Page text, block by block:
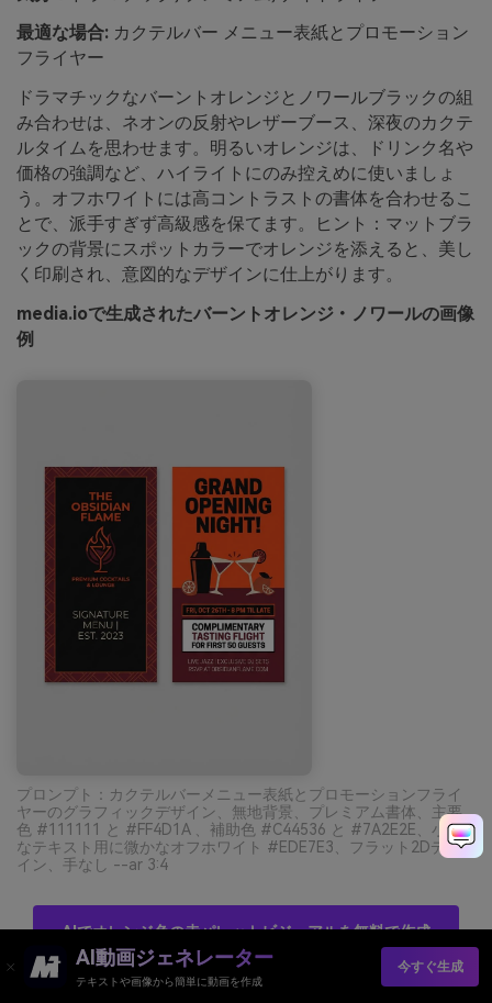
最適な場合: カクテルバー メニュー表紙とプロモーション
フライヤー
ドラマチックなバーントオレンジとノワールブラックの組
み合わせは、ネオンの反射やレザーブース、深夜のカクテ
ルタイムを思わせます。明るいオレンジは、ドリンク名や
価格の強調など、ハイライトにのみ控えめに使いましょ
う。オフホワイトには高コントラストの書体を合わせるこ
とで、派手すぎず高級感を保てます。ヒント：マットブラ
ックの背景にスポットカラーでオレンジを添えると、美し
く印刷され、意図的なデザインに仕上がります。
media.ioで生成されたバーントオレンジ・ノワールの画像
例
プロンプト：カクテルバーメニュー表紙とプロモーションフライ
ヤーのグラフィックデザイン、無地背景、プレミアム書体、主要
色 #111111 と #FF4D1A 、補助色 #C44536 と #7A2E2E、小さ
なテキスト用に微かなオフホワイト #EDE7E3、フラット2Dデザ
イン、手なし --ar 3:4
AIでオレンジ色の赤パレットビジュアルを無料で作成
AI動画ジェネレーター
テキストや画像から簡単に動画を作成
今すぐ生成